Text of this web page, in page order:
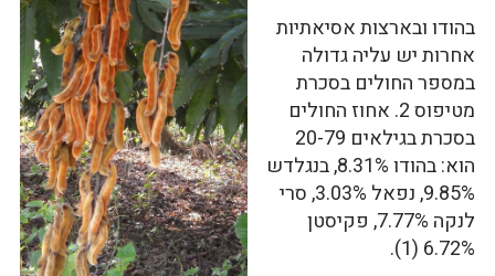
בהודו ובארצות אסיאתיות
אחרות יש עליה גדולה
במספר החולים בסכרת
מטיפוס 2. אחוז החולים
בסכרת בגילאים 20-79
הוא: בהודו 8.31%, בנגלדש
9.85%, נפאל 3.03%, סרי
לנקה 7.77%, פקיסטן
6.72% (1).